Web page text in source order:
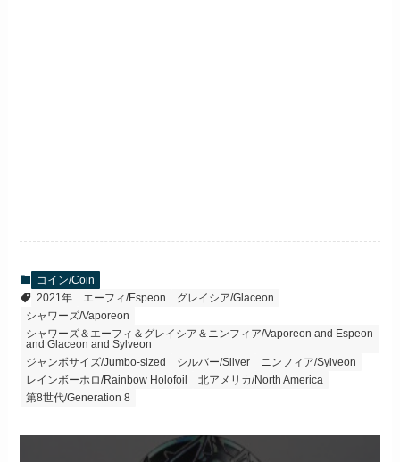
コイン/Coin
2021年
エーフィ/Espeon
グレイシア/Glaceon
シャワーズ/Vaporeon
シャワーズ＆エーフィ＆グレイシア＆ニンフィア/Vaporeon and Espeon
and Glaceon and Sylveon
ジャンボサイズ/Jumbo-sized
シルバー/Silver
ニンフィア/Sylveon
レインボーホロ/Rainbow Holofoil
北アメリカ/North America
第8世代/Generation 8